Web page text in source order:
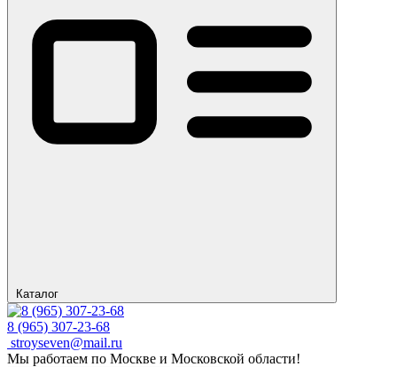
Каталог
8 (965) 307-23-68
stroyseven@mail.ru
Мы работаем по Москве и Московской области!